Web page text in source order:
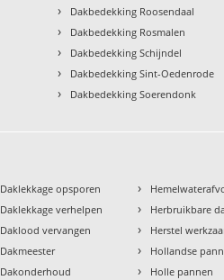
› Dakbedekking Roosendaal
› Dakbedekking Rosmalen
› Dakbedekking Schijndel
› Dakbedekking Sint-Oedenrode
› Dakbedekking Soerendonk
Daklekkage opsporen
Daklekkage verhelpen
Daklood vervangen
Dakmeester
Dakonderhoud
›
› Herbruikbare
› Herstel
› Hollandse
› Holle pannen